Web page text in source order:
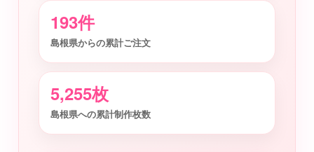
193件
島根県からの累計ご注文
5,255枚
島根県への累計制作枚数